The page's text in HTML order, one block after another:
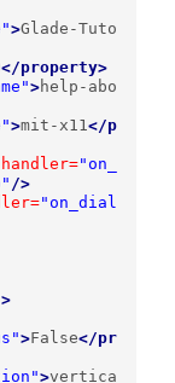
>Glade-Tuto
</property>
>help-abo
>mit-x11 </p
handler="on_
/>
"on_dial
>
>False</pr
>vertica